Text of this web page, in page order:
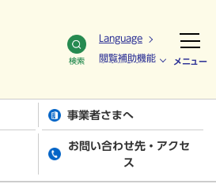
検索
Language
閲覧補助機能 メニュー
事業者さまへ
お問い合わせ先・アクセ
ス